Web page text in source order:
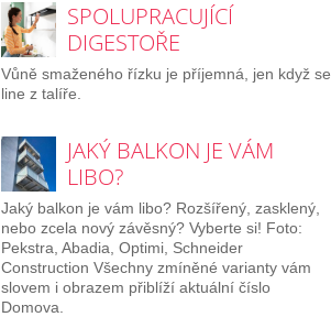
SPOLUPRACUJÍCÍ
DIGESTOŘE
Vůně smaženého řízku je příjemná, jen když se
line z talíře.
JAKÝ BALKON JE VÁM
LIBO?
Jaký balkon je vám libo? Rozšířený, zasklený,
nebo zcela nový závěsný? Vyberte si! Foto:
Pekstra, Abadia, Optimi, Schneider
Construction Všechny zmíněné varianty vám
slovem i obrazem přiblíží aktuální číslo
Domova.